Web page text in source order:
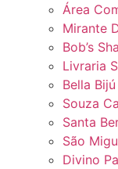
Área
Mirante
Bob’s
Livraria
Bella Bijú
Souza
Santa
São
Divino